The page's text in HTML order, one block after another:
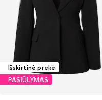
Išskirtinė prekė
PASIŪLYMAS